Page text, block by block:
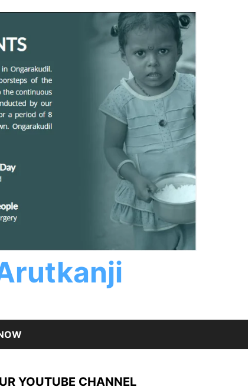
YOUTUBE CHANNEL